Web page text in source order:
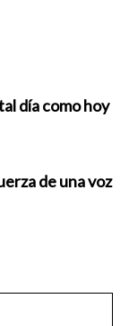
día como hoy
de una voz